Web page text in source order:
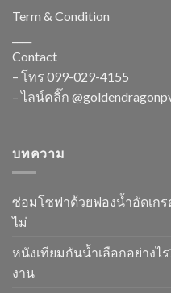
Term & Condition
Contact
– โทร 099-029-4155
– ไลน์คลิ๊ก
บทความ
ซ่อมโซฟาด้วยฟองน้ำอัดเก
ไม่
หนังเทียมกันน้ำเลือกอย่าง
งาน